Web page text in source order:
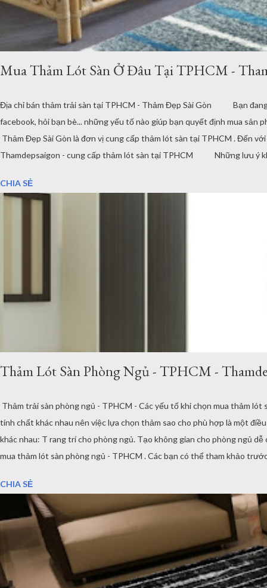
Mua Thảm Lót Sàn Ở Đâu Tại TPHCM -
Địa chỉ bán thảm trải sàn tại TPHCM - Thảm Đẹp Sài Gòn Bạn đang
facebook, hỏi bạn bè... những yếu tố nào giúp bạn quyết định mua
Thảm Đẹp Sài Gòn là đơn vị cung cấp thảm lót sàn tại TPHCM . Đến
Thamdepsaigon - cung cấp thảm lót sàn tại TPHCM Những lưu ý khi
CHIA SẺ
Thảm Lót Sàn Phòng Ngủ - TPHCM -
Thảm trải sàn phòng ngủ - TPHCM - Các yếu tố khi chọn mua thảm
tính chất khác nhau nên việc lựa chọn thảm sao cho phù hợp là một
khác nhau: T rang trí cho phòng ngủ. Tạo không gian cho phòng ngủ
mua thảm lót sàn phòng ngủ - TPHCM . Các bạn có thể tham khảo
CHIA SẺ